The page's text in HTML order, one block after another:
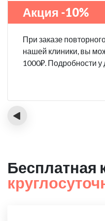
Акция -10%
При заказе
нашей клиники, вы
1000₽. Подробности у
‹
Бесплатная